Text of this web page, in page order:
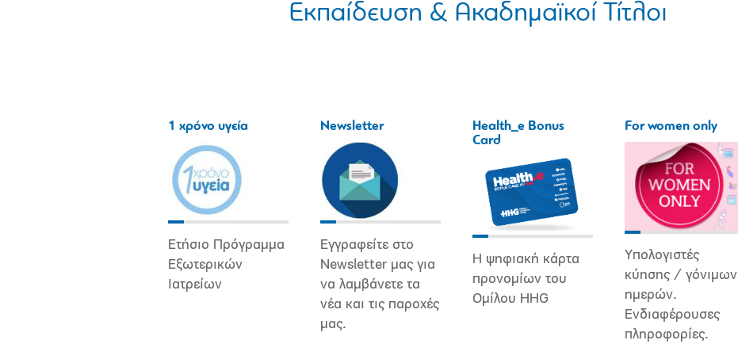
Εκπαίδευση & Ακαδημαϊκοί Τίτλοι
1 χρόνο υγεία
Ετήσιο Πρόγραμμα
Εξωτερικών
Ιατρείων
Newsletter
Εγγραφείτε στο
Newsletter μας για
να λαμβάνετε τα
νέα και τις παροχές
μας.
Health_e Bonus
Card
Η ψηφιακή κάρτα
προνομίων του
Ομίλου HHG
For women only
Υπολογιστές
κύησης / γόνιμων
ημερών.
Ενδιαφέρουσες
πληροφορίες.